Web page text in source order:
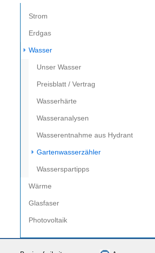
Strom
Erdgas
Wasser
Unser Wasser
Preisblatt / Vertrag
Wasserhärte
Wasseranalysen
Wasserentnahme aus Hydrant
Gartenwasserzähler(current)
Wasserspartipps
Wärme
Glasfaser
Photovoltaik